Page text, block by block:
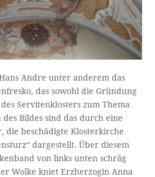
Andre unter anderem das
das sowohl die Gründung
Servitenklosters zum Thema
Bildes sind das durch eine
die beschädigte Klosterkirche
dargestellt. Über diesem
von links unten schräg
Wolke kniet Erzherzogin Anna